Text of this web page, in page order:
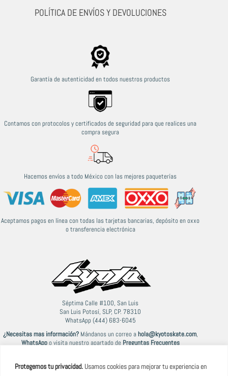
Protegemos tu privacidad. Usamos cookies para mejorar tu experiencia en
POLÍTICA DE ENVÍOS Y DEVOLUCIONES
Garantía de autenticidad en todos nuestros productos
Contamos con protocolos y certificados de seguridad para que realices una
compra segura
Hacemos envíos a todo México con las mejores paqueterías
Aceptamos pagos en línea con todas las tarjetas bancarias, depósito en oxxo
o transferencia electrónica
Séptima Calle #100, San Luis
San Luis Potosí, SLP, CP. 78310
WhatsApp (444) 683-6045
¿Necesitas mas información?Mándanos un correo ahola@kyotoskate.com,
WhatsAppo visita nuestro apartado de Preguntas Frecuentes